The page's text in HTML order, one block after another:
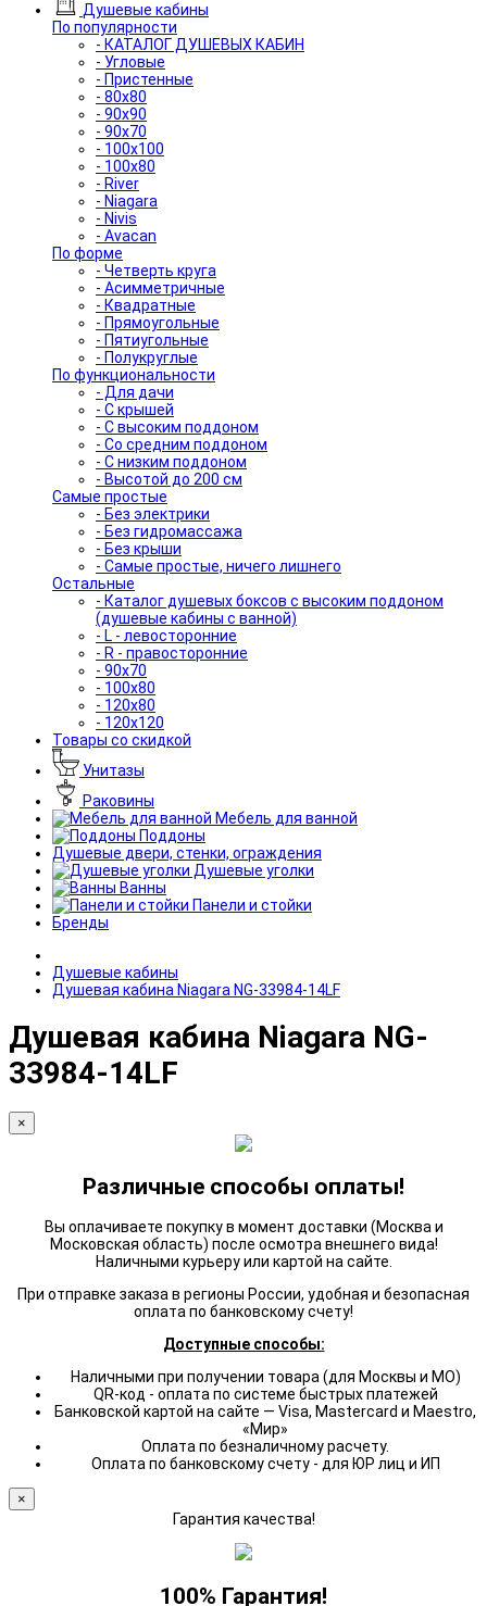
Душевые кабины
По популярности
- КАТАЛОГ ДУШЕВЫХ КАБИН
- Угловые
- Пристенные
- 80x80
- 90x90
- 90x70
- 100x100
- 100x80
- River
- Niagara
- Nivis
- Avacan
По форме
- Четверть круга
- Асимметричные
- Квадратные
- Прямоугольные
- Пятиугольные
- Полукруглые
По функциональности
- Для дачи
- С крышей
- С высоким поддоном
- Со средним поддоном
- С низким поддоном
- Высотой до 200 см
Самые простые
- Без электрики
- Без гидромассажа
- Без крыши
- Самые простые, ничего лишнего
Остальные
- Каталог душевых боксов с высоким поддоном
(душевые кабины с ванной)
- L - левосторонние
- R - правосторонние
- 90x70
- 100x80
- 120x80
- 120x120
Товары со скидкой
Унитазы
Раковины
Мебель для ванной
Поддоны
Душевые двери, стенки, ограждения
Душевые уголки
Ванны
Панели и стойки
Бренды
Душевые кабины
Душевая кабина Niagara NG-33984-14LF
Душевая кабина Niagara NG-
33984-14LF
×
Различные способы оплаты!
Вы оплачиваете покупку в момент доставки (Москва и
Московская область) после осмотра внешнего вида!
Наличными курьеру или картой на сайте.
При отправке заказа в регионы России, удобная и безопасная
оплата по банковскому счету!
Доступные способы:
Наличными при получении товара (для Москвы и МО)
QR-код - оплата по системе быстрых платежей
Банковской картой на сайте — Visa, Mastercard и Maestro,
«Мир»
Оплата по безналичному расчету.
Оплата по банковскому счету - для ЮР лиц и ИП
×
Гарантия качества!
100% Гарантия!